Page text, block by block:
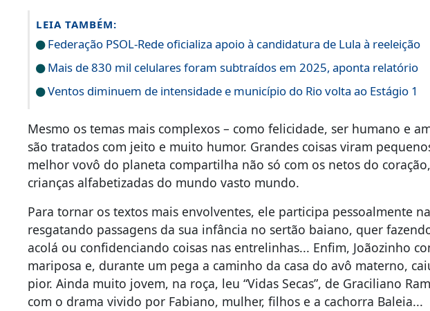
LEIA TAMBÉM:
Federação PSOL-Rede oficializa apoio à candidatura de Lula à reeleição
Mais de 830 mil celulares foram subtraídos em 2025, aponta relatório
Ventos diminuem de intensidade e município do Rio volta ao Estágio 1
Mesmo os temas mais complexos – como felicidade, ser humano e
são tratados com jeito e muito humor. Grandes coisas viram
melhor vovô do planeta compartilha não só com os netos do
crianças alfabetizadas do mundo vasto mundo.
Para tornar os textos mais envolventes, ele participa pessoalmente
resgatando passagens da sua infância no sertão baiano, quer
acolá ou confidenciando coisas nas entrelinhas... Enfim, Joãozinho
mariposa e, durante um pega a caminho da casa do avô materno,
pior. Ainda muito jovem, na roça, leu “Vidas Secas”, de Graciliano
com o drama vivido por Fabiano, mulher, filhos e a cachorra Baleia...